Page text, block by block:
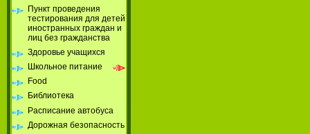
Пункт проведения
тестирования для детей
иностранных граждан и
лиц без гражданства
Здоровье учащихся
Школьное питание
Food
Библиотека
Расписание автобуса
Дорожная безопасность